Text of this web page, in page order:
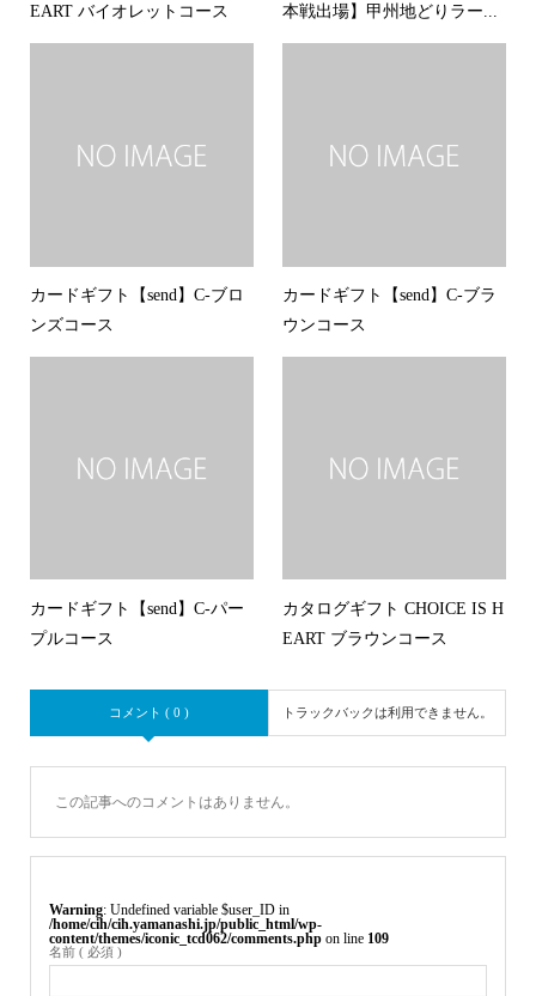
EART バイオレットコース
本戦出場】甲州地どりラー...
カードギフト【send】C-ブロ
ンズコース
カードギフト【send】C-ブラ
ウンコース
カードギフト【send】C-パー
プルコース
カタログギフト CHOICE IS H
EART ブラウンコース
コメント ( 0 ) トラックバックは利用できません。
この記事へのコメントはありません。
Warning : Undefined variable $user_ID in
/home/cih/cih.yamanashi.jp/public_html/wp-
content/themes/iconic_tcd062/comments.phpon line 109
名前 ( 必須 )